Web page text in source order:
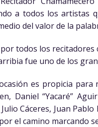
a todos los artistas
del valor de la
todos los
fue uno de los
es propicia
Daniel “Yacaré”
Cáceres, Juan
el camino marcando